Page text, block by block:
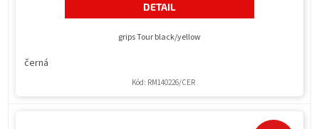
DETAIL
grips Tour black/yellow
černá
Kód: RM140226/CER